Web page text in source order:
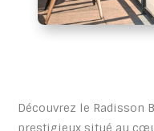
Découvrez le Radisson
prestigieux situé au